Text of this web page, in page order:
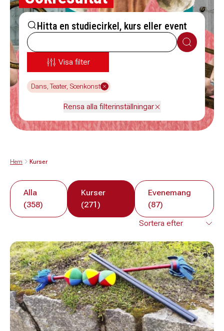
Hitta en studiecirkel, kurs eller event
Sök
Visa filter
Dans, Teater, Scenkonst
Rensa alla filterinställningar
Hem Kurser
Alla
(358)
Kurser
(271)
Evenemang
(87)